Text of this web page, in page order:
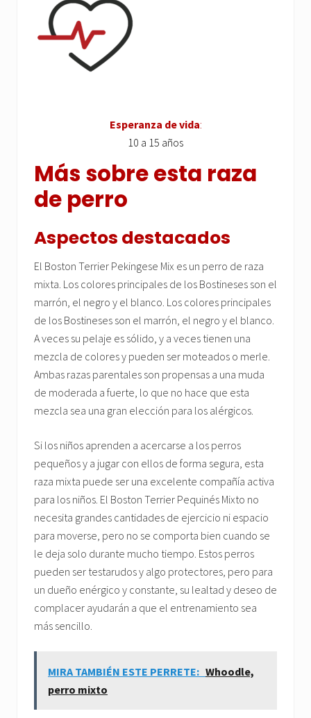
Esperanza de vida:
10 a 15 años
Más sobre esta raza
de perro
Aspectos destacados
El Boston Terrier Pekingese Mix es un perro de raza
mixta. Los colores principales de los Bostineses son el
marrón, el negro y el blanco. Los colores principales
de los Bostineses son el marrón, el negro y el blanco.
A veces su pelaje es sólido, y a veces tienen una
mezcla de colores y pueden ser moteados o merle.
Ambas razas parentales son propensas a una muda
de moderada a fuerte, lo que no hace que esta
mezcla sea una gran elección para los alérgicos.
Si los niños aprenden a acercarse a los perros
pequeños y a jugar con ellos de forma segura, esta
raza mixta puede ser una excelente compañía activa
para los niños. El Boston Terrier Pequinés Mixto no
necesita grandes cantidades de ejercicio ni espacio
para moverse, pero no se comporta bien cuando se
le deja solo durante mucho tiempo. Estos perros
pueden ser testarudos y algo protectores, pero para
un dueño enérgico y constante, su lealtad y deseo de
complacer ayudarán a que el entrenamiento sea
más sencillo.
MIRA TAMBIÉN ESTE PERRETE: Whoodle,
perro mixto